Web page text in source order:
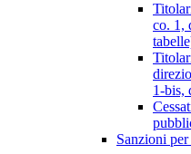
co. 1,
1-bis,
Sanzioni